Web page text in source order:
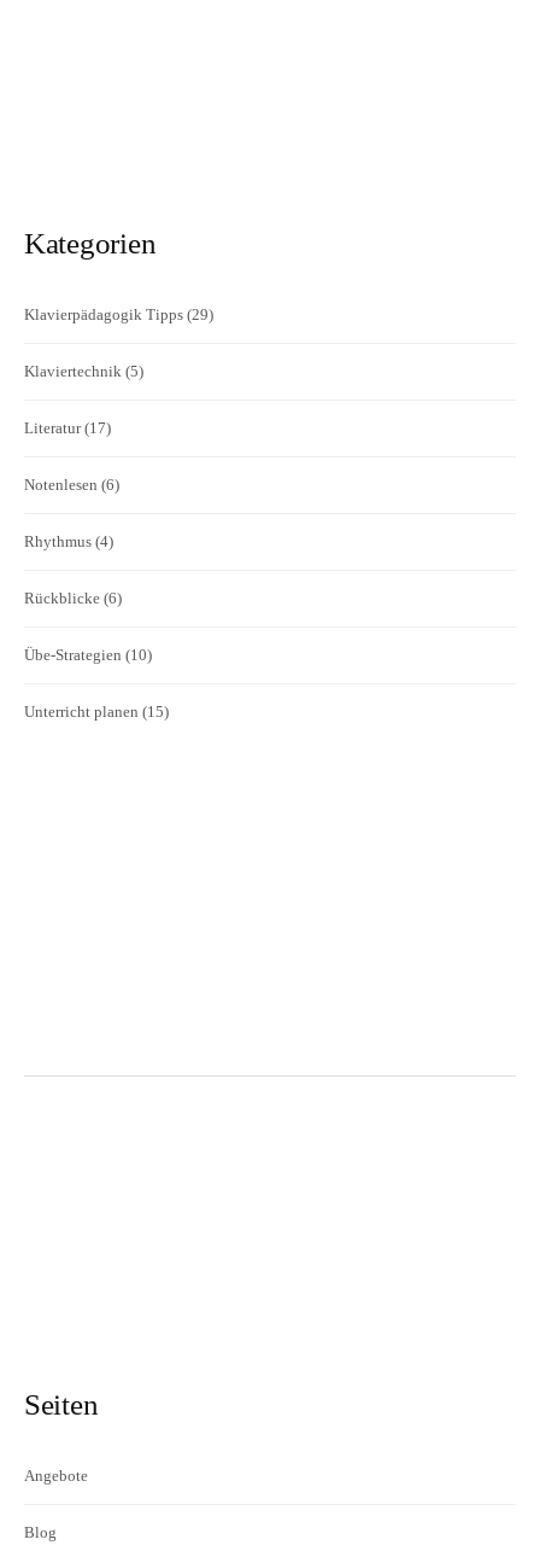
Kategorien
Klavierpädagogik Tipps (29)
Klaviertechnik (5)
Literatur(17)
Notenlesen (6)
Rhythmus (4)
Rückblicke (6)
Übe-Strategien (10)
Unterricht planen (15)
Seiten
Angebote
Blog